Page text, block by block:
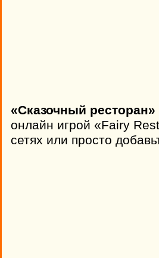
«Сказочный
онлайн игрой «Fairy
сетях или просто